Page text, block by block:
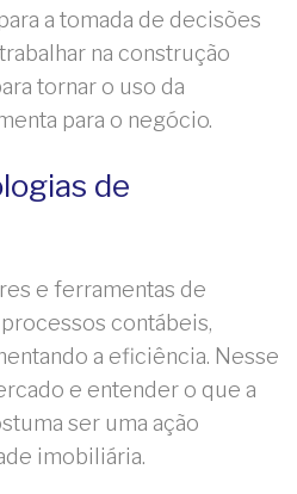
a tomada de decisões
na construção
tornar o uso da
para o negócio.
de
e ferramentas de
contábeis,
a eficiência. Nesse
e entender o que a
ser uma ação
imobiliária.